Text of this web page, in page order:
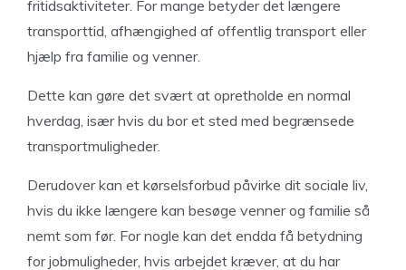
fritidsaktiviteter. For mange betyder det længere
transporttid, afhængighed af offentlig transport eller
hjælp fra familie og venner.
Dette kan gøre det svært at opretholde en normal
hverdag, især hvis du bor et sted med begrænsede
transportmuligheder.
Derudover kan et kørselsforbud påvirke dit sociale liv,
hvis du ikke længere kan besøge venner og familie så
nemt som før. For nogle kan det endda få betydning
for jobmuligheder, hvis arbejdet kræver, at du har